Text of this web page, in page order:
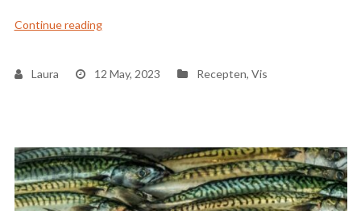
Continue reading“Zalmtartaar met wasabimayonaise”
Laura 12 May, 2023 Recepten, Vis